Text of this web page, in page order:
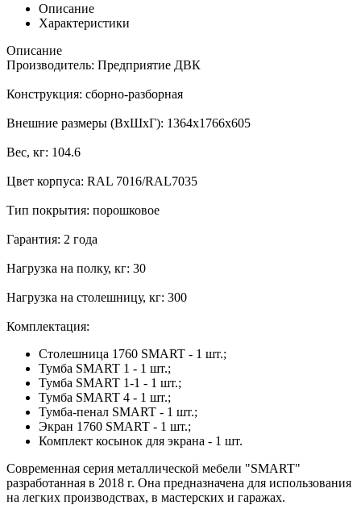
Описание
Характеристики
Описание
Производитель: Предприятие ДВК
Конструкция: сборно-разборная
Внешние размеры (ВхШхГ): 1364x1766x605
Вес, кг: 104.6
Цвет корпуса: RAL 7016/RAL7035
Тип покрытия: порошковое
Гарантия: 2 года
Нагрузка на полку, кг: 30
Нагрузка на столешницу, кг: 300
Комплектация:
Столешница 1760 SMART - 1 шт.;
Тумба SMART 1 - 1 шт.;
Тумба SMART 1-1 - 1 шт.;
Тумба SMART 4 - 1 шт.;
Тумба-пенал SMART - 1 шт.;
Экран 1760 SMART - 1 шт.;
Комплект косынок для экрана - 1 шт.
Современная серия металлической мебели "SMART"
разработанная в 2018 г. Она предназначена для использования
на легких производствах, в мастерских и гаражах.